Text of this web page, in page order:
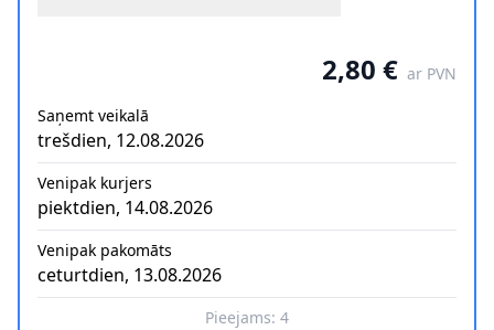
2,80 € ar PVN
Saņemt veikalā
trešdien, 12.08.2026
Venipak kurjers
piektdien, 14.08.2026
Venipak pakomāts
ceturtdien, 13.08.2026
Pieejams: 4